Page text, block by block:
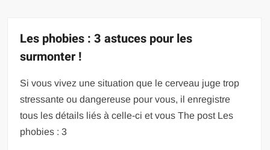
Les phobies : 3 astuces pour les
surmonter !
Si vous vivez une situation que le cerveau juge trop
stressante ou dangereuse pour vous, il enregistre
tous les détails liés à celle-ci et vous The post Les
phobies : 3